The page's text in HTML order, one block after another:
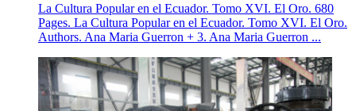
La Cultura Popular en el Ecuador. Tomo XVI. El Oro. 680
Pages. La Cultura Popular en el Ecuador. Tomo XVI. El Oro.
Authors. Ana Maria Guerron + 3. Ana Maria Guerron ...